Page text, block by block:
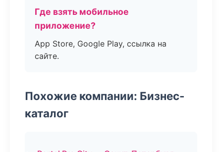
Где взять мобильное
приложение?
App Store, Google Play, ссылка на
сайте.
Похожие компании: Бизнес-
каталог